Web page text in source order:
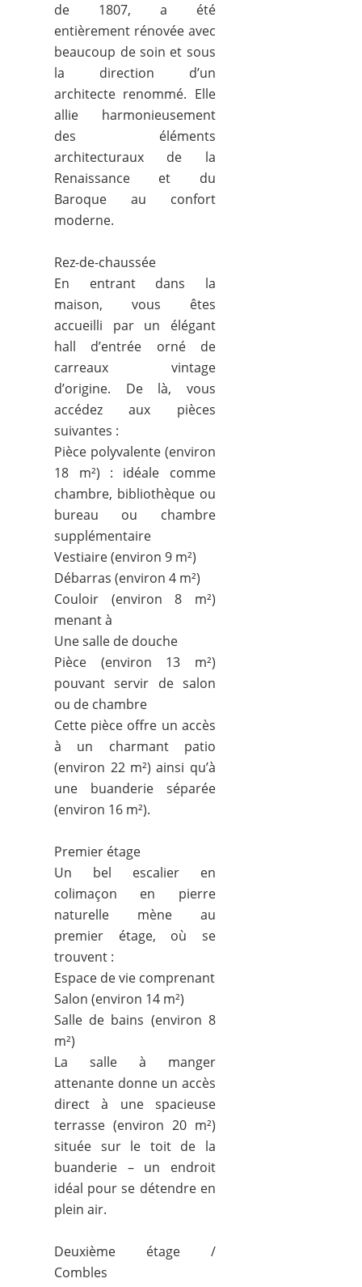
de 1807, a été
entièrement rénovée avec
beaucoup de soin et sous
la direction d’un
architecte renommé. Elle
allie harmonieusement
des éléments
architecturaux de la
Renaissance et du
Baroque au confort
moderne.
Rez-de-chaussée
En entrant dans la
maison, vous êtes
accueilli par un élégant
hall d’entrée orné de
carreaux vintage
d’origine. De là, vous
accédez aux pièces
suivantes :
Pièce polyvalente (environ
18 m²) : idéale comme
chambre, bibliothèque ou
bureau ou chambre
supplémentaire
Vestiaire (environ 9 m²)
Débarras (environ 4 m²)
Couloir (environ 8 m²)
menant à
Une salle de douche
Pièce (environ 13 m²)
pouvant servir de salon
ou de chambre
Cette pièce offre un accès
à un charmant patio
(environ 22 m²) ainsi qu’à
une buanderie séparée
(environ 16 m²).
Premier étage
Un bel escalier en
colimaçon en pierre
naturelle mène au
premier étage, où se
trouvent :
Espace de vie comprenant
Salon (environ 14 m²)
Salle de bains (environ 8
m²)
La salle à manger
attenante donne un accès
direct à une spacieuse
terrasse (environ 20 m²)
située sur le toit de la
buanderie – un endroit
idéal pour se détendre en
plein air.
Deuxième étage /
Combles